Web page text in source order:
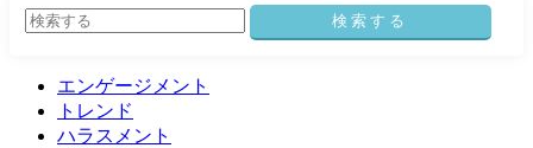
エンゲージメント
トレンド
ハラスメント